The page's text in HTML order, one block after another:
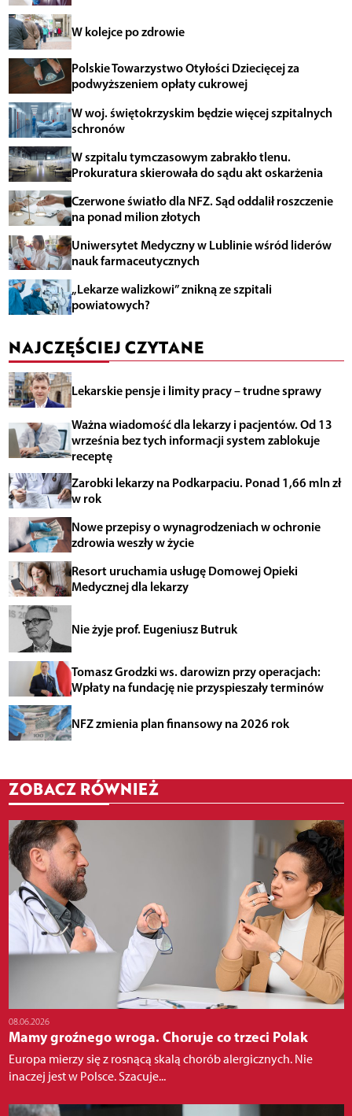
W kolejce po zdrowie
Polskie Towarzystwo Otyłości Dziecięcej za
podwyższeniem opłaty cukrowej
W woj. świętokrzyskim będzie więcej szpitalnych
schronów
W szpitalu tymczasowym zabrakło tlenu.
Prokuratura skierowała do sądu akt oskarżenia
Czerwone światło dla NFZ. Sąd oddalił roszczenie
na ponad milion złotych
Uniwersytet Medyczny w Lublinie wśród liderów
nauk farmaceutycznych
„Lekarze walizkowi” znikną ze szpitali
powiatowych?
NAJCZĘŚCIEJ CZYTANE
Lekarskie pensje i limity pracy – trudne sprawy
Ważna wiadomość dla lekarzy i pacjentów. Od 13
września bez tych informacji system zablokuje
receptę
Zarobki lekarzy na Podkarpaciu. Ponad 1,66 mln zł
w rok
Nowe przepisy o wynagrodzeniach w ochronie
zdrowia weszły w życie
Resort uruchamia usługę Domowej Opieki
Medycznej dla lekarzy
Nie żyje prof. Eugeniusz Butruk
Tomasz Grodzki ws. darowizn przy operacjach:
Wpłaty na fundację nie przyspieszały terminów
NFZ zmienia plan finansowy na 2026 rok
ZOBACZ RÓWNIEŻ
08.06.2026
Mamy groźnego wroga. Choruje co trzeci Polak
Europa mierzy się z rosnącą skalą chorób alergicznych. Nie
inaczej jest w Polsce. Szacuje...